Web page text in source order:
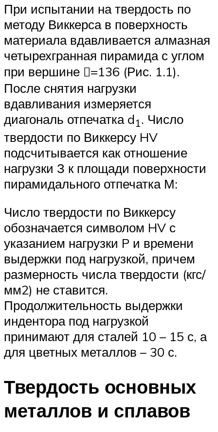
При испытании на твердость по
методу Виккерса в поверхность
материала вдавливается алмазная
четырехгранная пирамида с углом
при вершине =136 (Рис. 1.1).
После снятия нагрузки
вдавливания измеряется
диагональ отпечатка d1. Число
твердости по Виккерсу HV
подсчитывается как отношение
нагрузки З к площади поверхности
пирамидального отпечатка М:
Число твердости по Виккерсу
обозначается символом HV с
указанием нагрузки P и времени
выдержки под нагрузкой, причем
размерность числа твердости (кгс/
мм2) не ставится.
Продолжительность выдержки
индентора под нагрузкой
принимают для сталей 10 – 15 с, а
для цветных металлов – 30 с.
Твердость основных
металлов и сплавов